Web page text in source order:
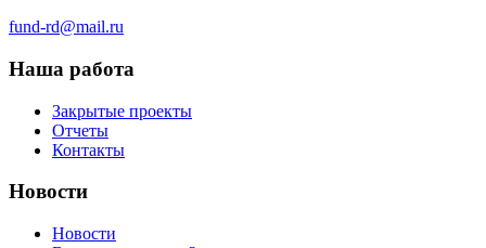
fund-rd@mail.ru
Наша работа
Закрытые проекты
Отчеты
Контакты
Новости
Новости